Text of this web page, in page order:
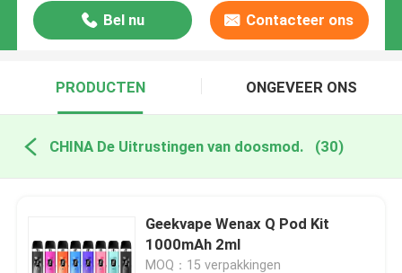
Bel nu Contacteer ons
PRODUCTEN ONGEVEER ONS
CHINA De Uitrustingen van doosmod. (30)
Geekvape Wenax Q Pod Kit
1000mAh 2ml
MOQ：15 verpakkingen